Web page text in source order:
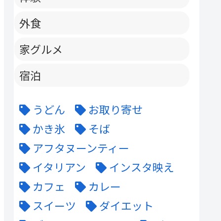
外食
家グルメ
宿泊
うどん
お取り寄せ
かき氷
そば
アフタヌーンティー
イタリアン
インスタ映え
カフェ
カレー
スイーツ
ダイエット